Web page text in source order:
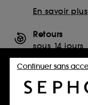
En savoir plus
Retours
sous 14 jours
Retourner
SERVICES, CONTACT ET
Continuer sans